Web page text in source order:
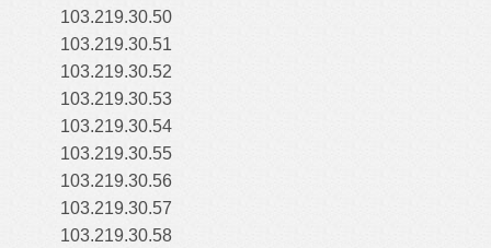
103.219.30.50
103.219.30.51
103.219.30.52
103.219.30.53
103.219.30.54
103.219.30.55
103.219.30.56
103.219.30.57
103.219.30.58